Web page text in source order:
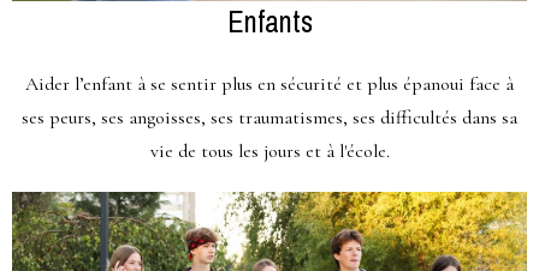
Enfants
Aider l’enfant à se sentir plus en sécurité et plus épanoui face à
ses peurs, ses angoisses, ses traumatismes, ses difficultés dans sa
vie de tous les jours et à l'école.